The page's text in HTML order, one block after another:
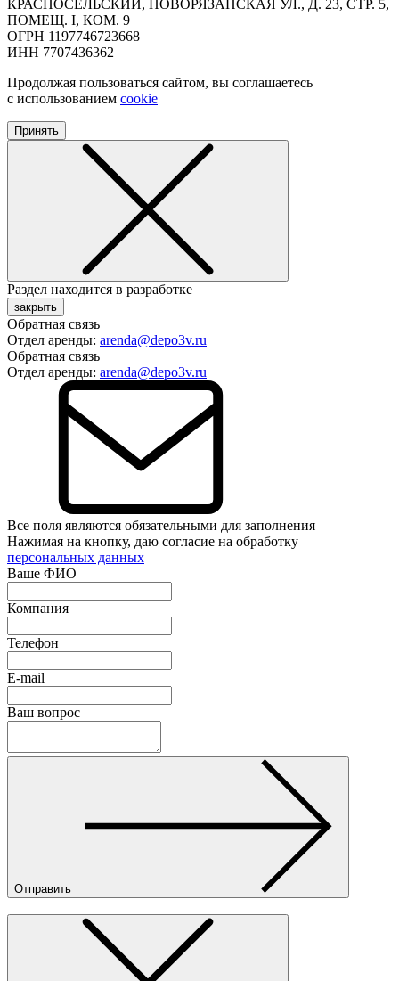
КРАСНОСЕЛЬСКИЙ, НОВОРЯЗАНСКАЯ УЛ., Д. 23, СТР. 5,
ПОМЕЩ. I, КОМ. 9
ОГРН 1197746723668
ИНН 7707436362
Продолжая пользоваться сайтом, вы соглашаетесь
с использованием cookie
Принять
Раздел находится в разработке
закрыть
Обратная связь
Отдел аренды: arenda@depo3v.ru
Обратная связь
Отдел аренды: arenda@depo3v.ru
Все поля являются обязательными для заполнения
Нажимая на кнопку, даю согласие на обработку
персональных данных
Ваше ФИО
Компания
Телефон
E-mail
Ваш вопрос
Отправить